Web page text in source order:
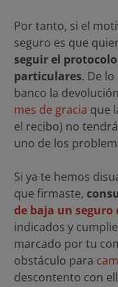
Por tanto, si el
seguro es que
seguir el
particulares. De
banco la
mes de gracia que
el recibo) no
uno de los
Si ya te hemos
que firmaste,
de baja un seguro
indicados y
marcado por tu
obstáculo para
descontento con